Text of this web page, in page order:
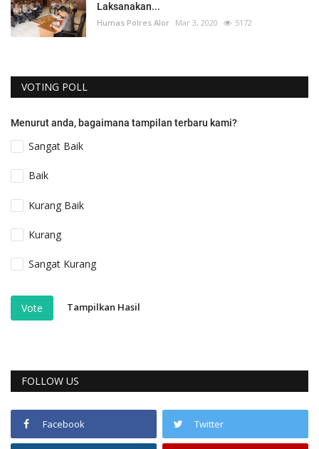
Laksanakan...
Humas Polres Alor Mar 3, 2020 5172
VOTING POLL
Menurut anda, bagaimana tampilan terbaru kami?
Sangat Baik
Baik
Kurang Baik
Kurang
Sangat Kurang
Vote Tampilkan Hasil
FOLLOW US
Facebook Twitter